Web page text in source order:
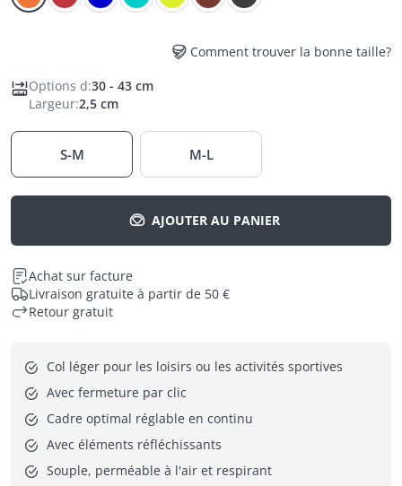
Comment trouver la bonne taille?
Options d:30 - 43 cm
Largeur:2,5 cm
S-M M-L
AJOUTER AU PANIER
Achat sur facture
Livraison gratuite à partir de 50 €
Retour gratuit
Col léger pour les loisirs ou les activités sportives
Avec fermeture par clic
Cadre optimal réglable en continu
Avec éléments réfléchissants
Souple, perméable à l'air et respirant